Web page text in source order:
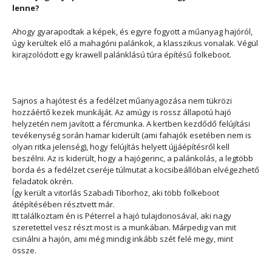
lenne?
Ahogy gyarapodtak a képek, és egyre fogyott a műanyag hajóról,
úgy kerültek elő a mahagóni palánkok, a klasszikus vonalak. Végül
kirajzolódott egy krawell palánklású túra építésű folkeboot.
Sajnos a hajótest és a fedélzet műanyagozása nem tükrözi
hozzáértő kezek munkáját. Az amúgy is rossz állapotú hajó
helyzetén nem javított a fércmunka. A kertben kezdődő felújítási
tevékenység során hamar kiderült (ami fahajók esetében nem is
olyan ritka jelenség), hogy felújítás helyett újjáépítésről kell
beszélni. Az is kiderült, hogy a hajógerinc, a palánkolás, a legtöbb
borda és a fedélzet cseréje túlmutat a kocsibeállóban elvégezhető
feladatok ökrén.
Így került a vitorlás Szabadi Tiborhoz, aki több folkeboot
átépítésében résztvett már.
Itt találkoztam én is Péterrel a hajó tulajdonosával, aki nagy
szeretettel vesz részt most is a munkában. Márpedig van mit
csinálni a hajón, ami még mindig inkább szét felé megy, mint
össze.